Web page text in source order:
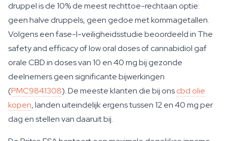
druppel is de 10% de meest rechttoe-rechtaan optie:
geen halve druppels, geen gedoe met kommagetallen.
Volgens een fase-I-veiligheidsstudie beoordeeld in The
safety and efficacy of low oral doses of cannabidiol gaf
orale CBD in doses van 10 en 40 mg bij gezonde
deelnemers geen significante bijwerkingen
(PMC9841308). De meeste klanten die bij onscbd olie
kopen, landen uiteindelijk ergens tussen 12 en 40 mg per
dag en stellen van daaruit bij.